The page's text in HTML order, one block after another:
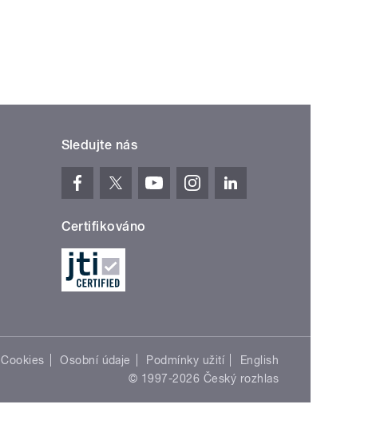
Sledujte nás
Certifikováno
Cookies Osobní údaje Podmínky užití
English
© 1997-2026 Český rozhlas